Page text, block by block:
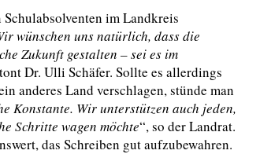
Schulabsolventen im Landkreis
wünschen uns natürlich, dass die
Zukunft gestalten – sei es im
Dr. Ulli Schäfer. Sollte es allerdings
anderes Land verschlagen, stünde man
Konstante. Wir unterstützen auch jeden,
Schritte wagen möchte“, so der Landrat.
das Schreiben gut aufzubewahren.